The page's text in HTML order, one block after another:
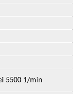
5500 1/min